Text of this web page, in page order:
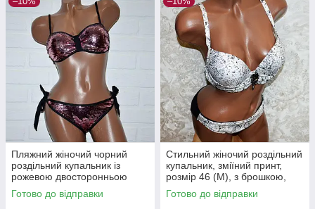
Пляжний жіночий чорний
роздільний купальник із
рожевою двосторонньою
паєткою, розмір M
Готово до відправки
Стильний жіночий роздільний
купальник, зміїний принт,
розмір 46 (M), з брошкою,
пушапом, труси сліпи
Готово до відправки